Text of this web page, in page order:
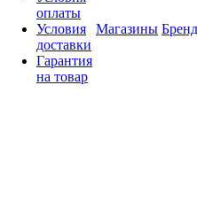
оплаты
Условия
доставки
Гарантия
на товар
Магазины